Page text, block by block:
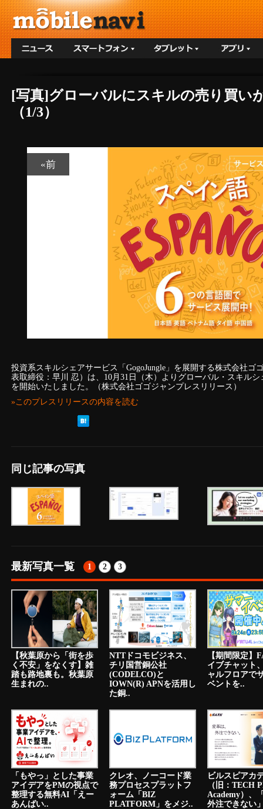
[写真]グローバルにスキルの売り買い
（1/3）
«前
投資系スキルシェアサービス「GogoJungle」を展開する株式会社ゴ
表取締役：早川 忍）は、10月31日（木）よりグローバル・スキル
を開始いたしました。（株式会社ゴゴジャンプレスリリース）
»このプレスリリースの内容を読む
同じ記事の写真
最新写真一覧 1 2 3
【秋葉原から「街を歩
く不安」をなくす】雑
踏も路地裏も。秋葉原
生まれの..
NTTドコモビジネス、
チリ国営銅公社
(CODELCO)と
IOWN(R) APNを活用し
た銅..
【期間限定】
イブチャット
ャルフロアで
ベントを..
「もやっ」とした事業
アイデアをPMの視点で
整理する無料AI「えー
あんばい..
クレオ、ノーコード業
務プロセスプラットフ
ォーム「BIZ
PLATFORM」をメジ..
ビルスピアカ
（旧：TECH
Academy）、
外注できない